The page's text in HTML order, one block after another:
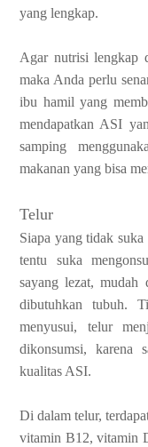
yang lengkap.
Agar nutrisi lengkap
maka Anda perlu
ibu hamil yang
mendapatkan ASI
samping
makanan yang bisa
Telur
Siapa yang tidak
tentu suka
sayang lezat,
dibutuhkan tubuh.
menyusui, telur
dikonsumsi, karena
kualitas ASI.
Di dalam telur,
vitamin B12, vitamin